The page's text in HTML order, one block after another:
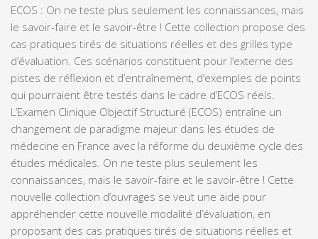
ECOS : On ne teste plus seulement les connaissances, mais
le savoir-faire et le savoir-être ! Cette collection propose des
cas pratiques tirés de situations réelles et des grilles type
d’évaluation. Ces scénarios constituent pour l’externe des
pistes de réflexion et d’entraînement, d’exemples de points
qui pourraient être testés dans le cadre d’ECOS réels.
L’Examen Clinique Objectif Structuré (ECOS) entraîne un
changement de paradigme majeur dans les études de
médecine en France avec la réforme du deuxième cycle des
études médicales. On ne teste plus seulement les
connaissances, mais le savoir-faire et le savoir-être ! Cette
nouvelle collection d’ouvrages se veut une aide pour
appréhender cette nouvelle modalité d’évaluation, en
proposant des cas pratiques tirés de situations réelles et